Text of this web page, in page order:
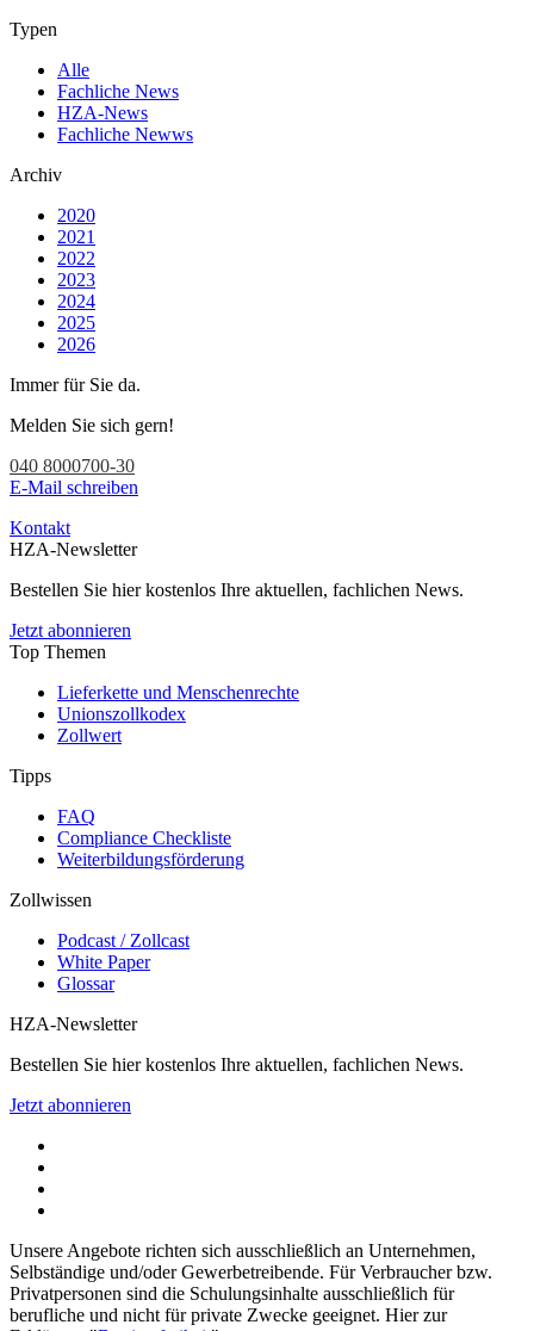
Typen
Alle
Fachliche News
HZA-News
Fachliche Newws
Archiv
2020
2021
2022
2023
2024
2025
2026
Immer für Sie da.
Melden Sie sich gern!
040 8000700-30
E-Mail schreiben
Kontakt
HZA-Newsletter
Bestellen Sie hier kostenlos Ihre aktuellen, fachlichen News.
Jetzt abonnieren
Top Themen
Lieferkette und Menschenrechte
Unionszollkodex
Zollwert
Tipps
FAQ
Compliance Checkliste
Weiterbildungsförderung
Zollwissen
Podcast / Zollcast
White Paper
Glossar
HZA-Newsletter
Bestellen Sie hier kostenlos Ihre aktuellen, fachlichen News.
Jetzt abonnieren
Unsere Angebote richten sich ausschließlich an Unternehmen,
Selbständige und/oder Gewerbetreibende. Für Verbraucher bzw.
Privatpersonen sind die Schulungsinhalte ausschließlich für
berufliche und nicht für private Zwecke geeignet. Hier zur